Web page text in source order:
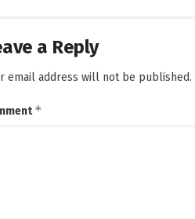
a Reply
email address will not be published.
*